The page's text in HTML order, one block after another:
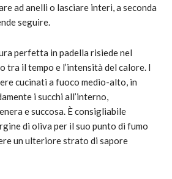
ad anelli o lasciare interi, a seconda
seguire.
perfetta in padella risiede nel
tra il tempo e l’intensità del calore. I
cucinati a fuoco medio-alto, in
i succhi all’interno,
e succosa. È consigliabile
di oliva per il suo punto di fumo
un ulteriore strato di sapore